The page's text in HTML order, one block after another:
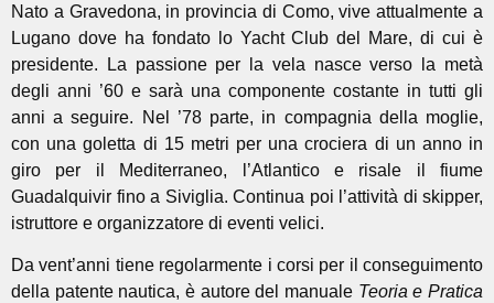
Nato a Gravedona, in provincia di Como, vive attualmente a
Lugano dove ha fondato lo Yacht Club del Mare, di cui è
presidente. La passione per la vela nasce verso la metà
degli anni ’60 e sarà una componente costante in tutti gli
anni a seguire. Nel ’78 parte, in compagnia della moglie,
con una goletta di 15 metri per una crociera di un anno in
giro per il Mediterraneo, l’Atlantico e risale il fiume
Guadalquivir fino a Siviglia. Continua poi l’attività di skipper,
istruttore e organizzatore di eventi velici.
Da vent’anni tiene regolarmente i corsi per il conseguimento
della patente nautica, è autore del manuale Teoria e Pratica